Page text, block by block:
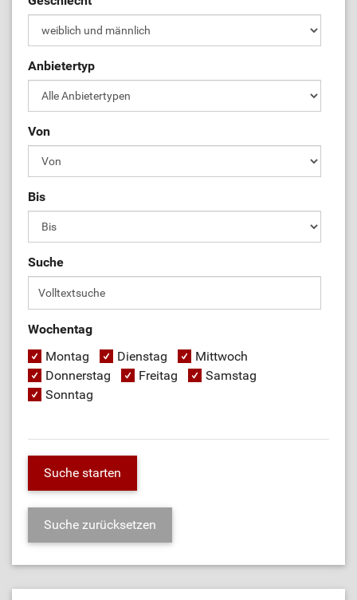
Anbietertyp
Von
Bis
Suche
Wochentag
Montag
Dienstag
Mittwoch
Donnerstag
Freitag
Samstag
Sonntag